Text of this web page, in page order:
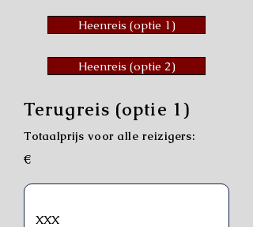
Heenreis (optie 1)
Heenreis (optie 2)
Terugreis (optie 1)
Totaalprijs voor alle reizigers:
€